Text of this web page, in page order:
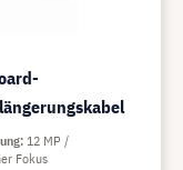
12 MP
Fokus